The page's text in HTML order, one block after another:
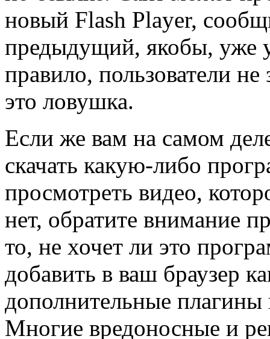
новый Flash Player,
предыдущий, якобы, уже
правило, пользователи
это ловушка.
Если же вам на самом
скачать какую-либо
просмотреть видео,
нет, обратите внимание
то, не хочет ли это
добавить в ваш браузер
дополнительные
Многие вредоносные и